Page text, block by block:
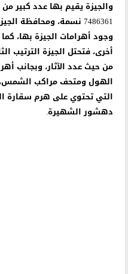
والجيزة يقيم بها عدد
7486361 نسمة، ومحافظة
وجود أهرامات الجيزة بها،
أخرى، فتحتل الجيزة
من حيث عدد الآثار، وبجانب
الهول ومتحف مراكب
التي تحتوي على هرم سقارة
دهشور الشهيرة.